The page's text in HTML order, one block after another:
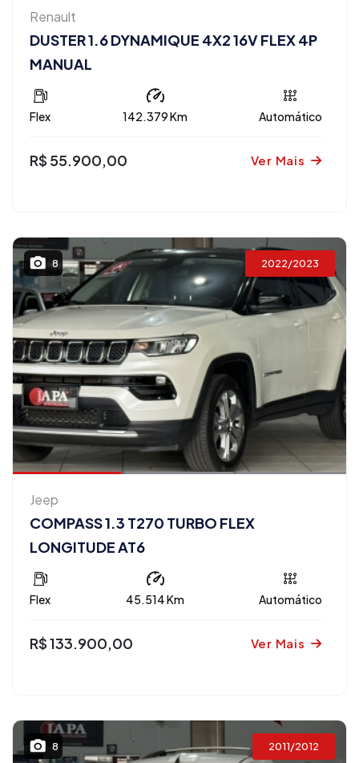
Renault
DUSTER 1.6 DYNAMIQUE 4X2 16V FLEX 4P
MANUAL
Flex 142.379 Km Automático
R$ 55.900,00 Ver Mais
8 2022/2023
Jeep
COMPASS 1.3 T270 TURBO FLEX
LONGITUDE AT6
Flex 45.514 Km Automático
R$ 133.900,00 Ver Mais
8 2011/2012